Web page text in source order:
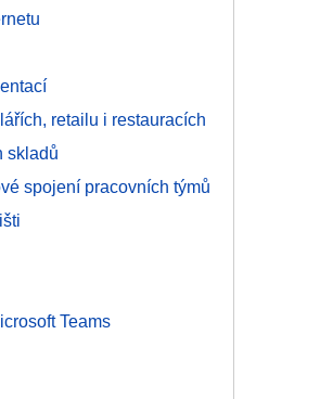
retailu i restauracích
skladů
spojení pracovních týmů
Teams